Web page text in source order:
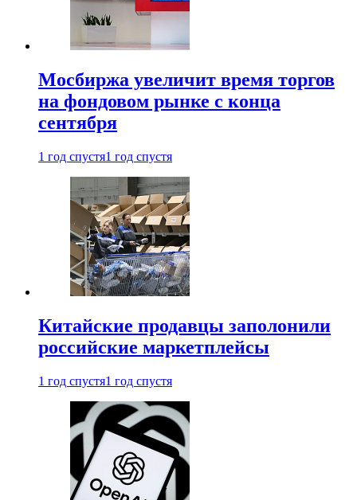
Мосбиржа увеличит время торгов
на фондовом рынке с конца
сентября
1 год спустя1 год спустя
Китайские продавцы заполонили
российские маркетплейсы
1 год спустя1 год спустя